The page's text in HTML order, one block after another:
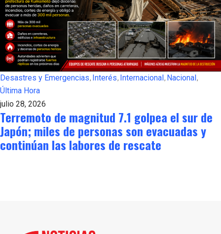
Desastres y Emergencias Interés Internacional Nacional
Última Hora
julio 28, 2026
Terremoto de magnitud 7.1 golpea el sur de
Japón; miles de personas son evacuadas y
continúan las labores de rescate